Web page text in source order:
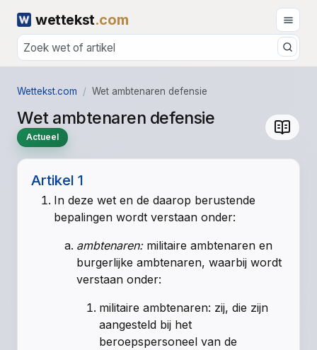
wettekst.com
Wettekst.com Wet ambtenaren defensie
Wet ambtenaren defensie
Actueel
Artikel 1
In deze wet en de daarop berustende
bepalingen wordt verstaan onder:
ambtenaren:militaire ambtenaren en
burgerlijke ambtenaren, waarbij wordt
verstaan onder:
militaire ambtenaren: zij, die zijn
aangesteld bij het
beroepspersoneel van de